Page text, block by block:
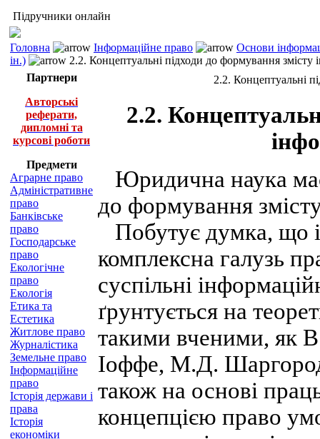
Підручники онлайн
Головна Інформаційне право
Основи
ін.)
2.2. Концептуальні підходи до формування змісту
Партнери
Авторські
реферати,
дипломні та
курсові роботи
Предмети
Аграрне право
Адміністративне
право
Банківське
право
Господарське
право
Екологічне
право
Екологія
Етика та
Естетика
Житлове право
Журналістика
Земельне право
Інформаційне
право
Історія держави і
права
Історія
економіки
2.2. Концептуальні
2.2.
Юридична наука має
до формування
Побутує думка, що
комплексна галузь
суспільні
ґрунтується на
такими вченими, як
Іоффе, М.Д.
також на основі
концепцією право